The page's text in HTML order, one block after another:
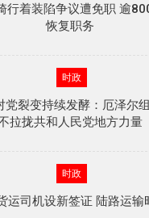
行着装陷争议遭免职 逾
恢复职务
时政
党裂变持续发酵：厄泽尔
拉拢共和人民党地方力量
时政
运司机设新签证 陆路运输